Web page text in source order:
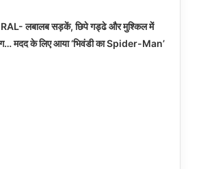
लबालब सड़कें, छिपे गड्ढे और मुश्किल में
मदद के लिए आया ‘भिवंडी का Spider-Man’